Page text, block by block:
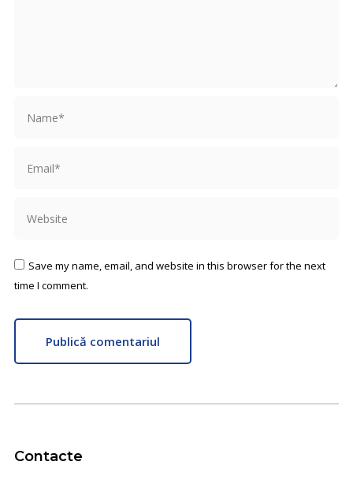
Save my name, email, and website in this browser for the next
time I comment.
Publică comentariul
Contacte